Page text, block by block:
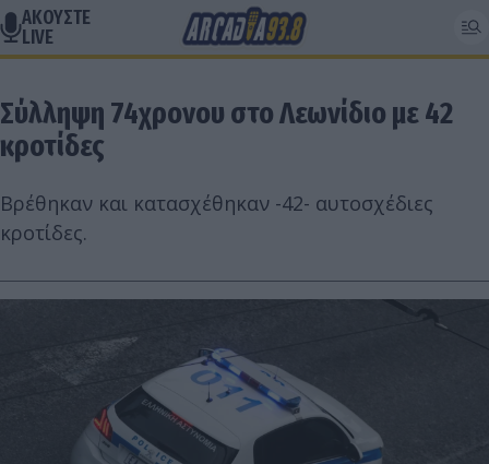
ΑΚΟΥΣΤΕ
LIVE
Σύλληψη 74χρονου στο Λεωνίδιο με 42
κροτίδες
Βρέθηκαν και κατασχέθηκαν -42- αυτοσχέδιες
κροτίδες.